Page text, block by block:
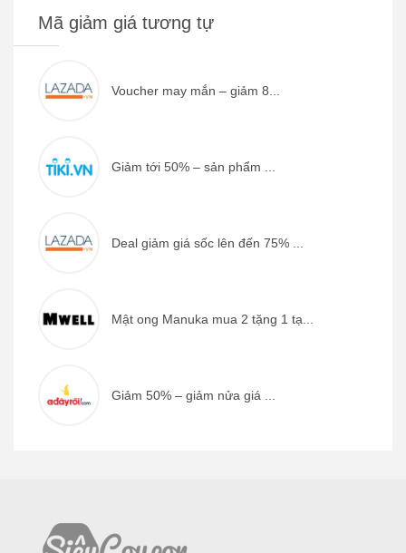
Mã giảm giá tương tự
Voucher may mắn – giảm 8...
Giảm tới 50% – sản phẩm ...
Deal giảm giá sốc lên đến 75% ...
Mật ong Manuka mua 2 tặng 1 tạ...
Giảm 50% – giảm nửa giá ...